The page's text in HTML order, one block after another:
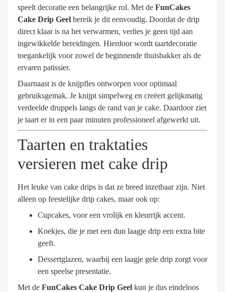
speelt decoratie een belangrijke rol. Met de FunCakes
Cake Drip Geel bereik je dit eenvoudig. Doordat de drip
direct klaar is na het verwarmen, verlies je geen tijd aan
ingewikkelde bereidingen. Hierdoor wordt taartdecoratie
toegankelijk voor zowel de beginnende thuisbakker als de
ervaren patissier.
Daarnaast is de knijpfles ontworpen voor optimaal
gebruiksgemak. Je knijpt simpelweg en creëert gelijkmatig
verdeelde druppels langs de rand van je cake. Daardoor ziet
je taart er in een paar minuten professioneel afgewerkt uit.
Taarten en traktaties
versieren met cake drip
Het leuke van cake drips is dat ze breed inzetbaar zijn. Niet
alleen op feestelijke drip cakes, maar ook op:
Cupcakes, voor een vrolijk en kleurrijk accent.
Koekjes, die je met een dun laagje drip een extra bite
geeft.
Dessertglazen, waarbij een laagje gele drip zorgt voor
een speelse presentatie.
Met de FunCakes Cake Drip Geel kun je dus eindeloos